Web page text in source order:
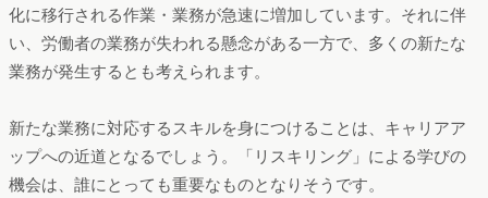
化に移行される作業・業務が急速に増加しています。それに伴
い、労働者の業務が失われる懸念がある一方で、多くの新たな
業務が発生するとも考えられます。
新たな業務に対応するスキルを身につけることは、キャリアア
ップへの近道となるでしょう。「リスキリング」による学びの
機会は、誰にとっても重要なものとなりそうです。